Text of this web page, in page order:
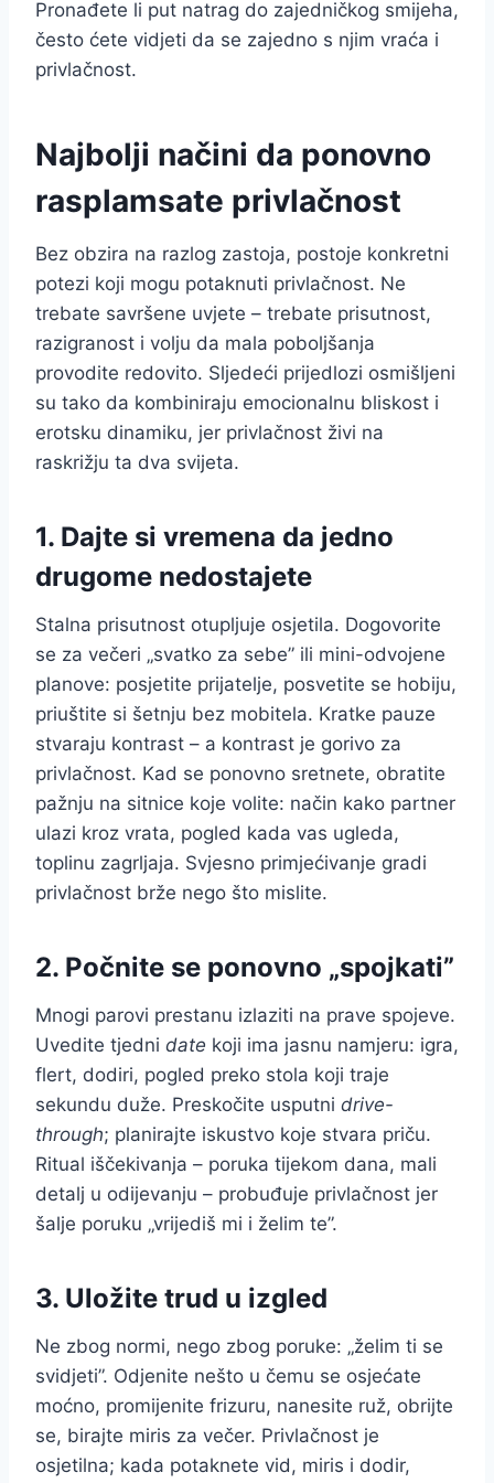
Pronađete li put natrag do zajedničkog smijeha,
često ćete vidjeti da se zajedno s njim vraća i
privlačnost.
Najbolji načini da ponovno
rasplamsate privlačnost
Bez obzira na razlog zastoja, postoje konkretni
potezi koji mogu potaknuti privlačnost. Ne
trebate savršene uvjete – trebate prisutnost,
razigranost i volju da mala poboljšanja
provodite redovito. Sljedeći prijedlozi osmišljeni
su tako da kombiniraju emocionalnu bliskost i
erotsku dinamiku, jer privlačnost živi na
raskrižju ta dva svijeta.
1. Dajte si vremena da jedno
drugome nedostajete
Stalna prisutnost otupljuje osjetila. Dogovorite
se za večeri „svatko za sebe” ili mini-odvojene
planove: posjetite prijatelje, posvetite se hobiju,
priuštite si šetnju bez mobitela. Kratke pauze
stvaraju kontrast – a kontrast je gorivo za
privlačnost. Kad se ponovno sretnete, obratite
pažnju na sitnice koje volite: način kako partner
ulazi kroz vrata, pogled kada vas ugleda,
toplinu zagrljaja. Svjesno primjećivanje gradi
privlačnost brže nego što mislite.
2. Počnite se ponovno „spojkati”
Mnogi parovi prestanu izlaziti na prave spojeve.
Uvedite tjedni date koji ima jasnu namjeru: igra,
flert, dodiri, pogled preko stola koji traje
sekundu duže. Preskočite usputni drive-
through; planirajte iskustvo koje stvara priču.
Ritual iščekivanja – poruka tijekom dana, mali
detalj u odijevanju – probuđuje privlačnost jer
šalje poruku „vrijediš mi i želim te”.
3. Uložite trud u izgled
Ne zbog normi, nego zbog poruke: „želim ti se
svidjeti”. Odjenite nešto u čemu se osjećate
moćno, promijenite frizuru, nanesite ruž, obrijte
se, birajte miris za večer. Privlačnost je
osjetilna; kada potaknete vid, miris i dodir,